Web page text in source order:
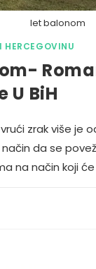
let balonom
HERCEGOVINU
U BiH
zrak više je
da se
na način koji